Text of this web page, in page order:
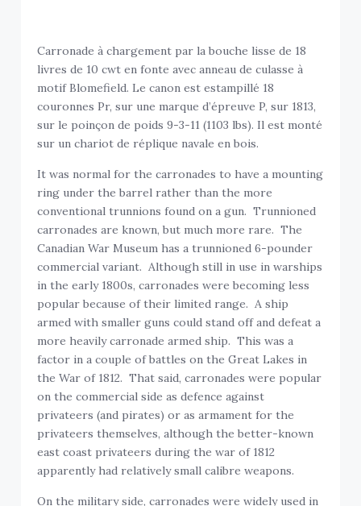
Carronade à chargement par la bouche lisse de 18
livres de 10 cwt en fonte avec anneau de culasse à
motif Blomefield. Le canon est estampillé 18
couronnes Pr, sur une marque d’épreuve P, sur 1813,
sur le poinçon de poids 9-3-11 (1103 lbs). Il est monté
sur un chariot de réplique navale en bois.
It was normal for the carronades to have a mounting
ring under the barrel rather than the more
conventional trunnions found on a gun. Trunnioned
carronades are known, but much more rare. The
Canadian War Museum has a trunnioned 6-pounder
commercial variant. Although still in use in warships
in the early 1800s, carronades were becoming less
popular because of their limited range. A ship
armed with smaller guns could stand off and defeat a
more heavily carronade armed ship. This was a
factor in a couple of battles on the Great Lakes in
the War of 1812. That said, carronades were popular
on the commercial side as defence against
privateers (and pirates) or as armament for the
privateers themselves, although the better-known
east coast privateers during the war of 1812
apparently had relatively small calibre weapons.
On the military side, carronades were widely used in